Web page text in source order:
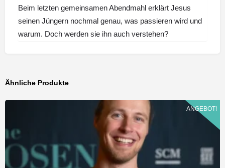
Beim letzten gemeinsamen Abendmahl erklärt Jesus
seinen Jüngern nochmal genau, was passieren wird und
warum. Doch werden sie ihn auch verstehen?
Ähnliche Produkte
ANGEBOT!